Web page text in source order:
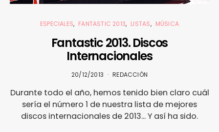
ESPECIALES FANTASTIC 2013 LISTAS MÚSICA
Fantastic 2013. Discos
Internacionales
20/12/2013 REDACCIÓN
Durante todo el año, hemos tenido bien claro cuál
sería el número 1 de nuestra lista de mejores
discos internacionales de 2013... Y así ha sido.